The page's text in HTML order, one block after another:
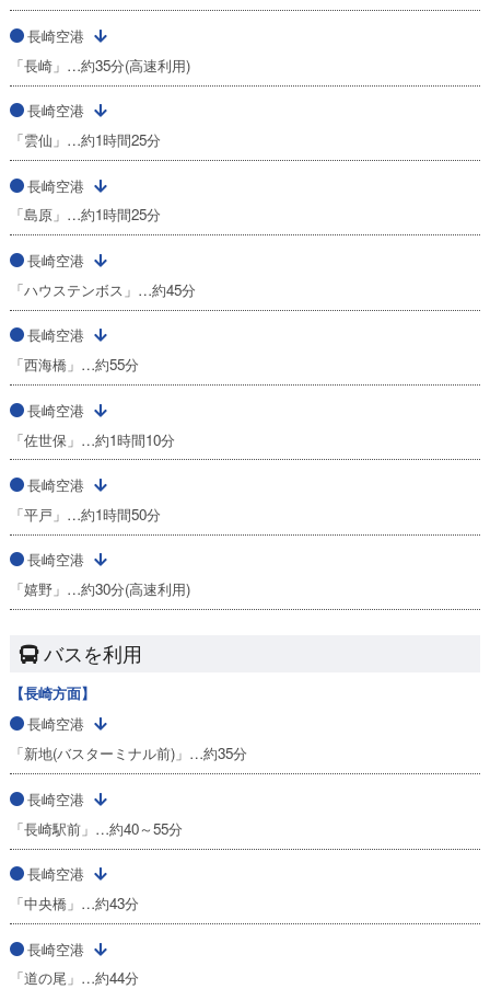
長崎空港
「長崎」…約35分(高速利用)
長崎空港
「雲仙」…約1時間25分
長崎空港
「島原」…約1時間25分
長崎空港
「ハウステンボス」…約45分
長崎空港
「西海橋」…約55分
長崎空港
「佐世保」…約1時間10分
長崎空港
「平戸」…約1時間50分
長崎空港
「嬉野」…約30分(高速利用)
バスを利用
【長崎方面】
長崎空港
「新地(バスターミナル前)」…約35分
長崎空港
「長崎駅前」…約40～55分
長崎空港
「中央橋」…約43分
長崎空港
「道の尾」…約44分